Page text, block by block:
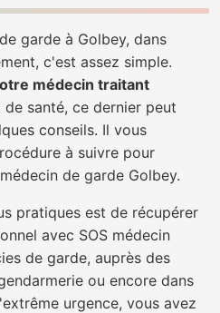
garde à Golbey, dans
c'est assez simple.
médecin traitant
santé, ce dernier peut
conseils. Il vous
à suivre pour
de garde Golbey.
pratiques est de récupérer
avec SOS médecin
de garde, auprès des
ou encore dans
urgence, vous avez